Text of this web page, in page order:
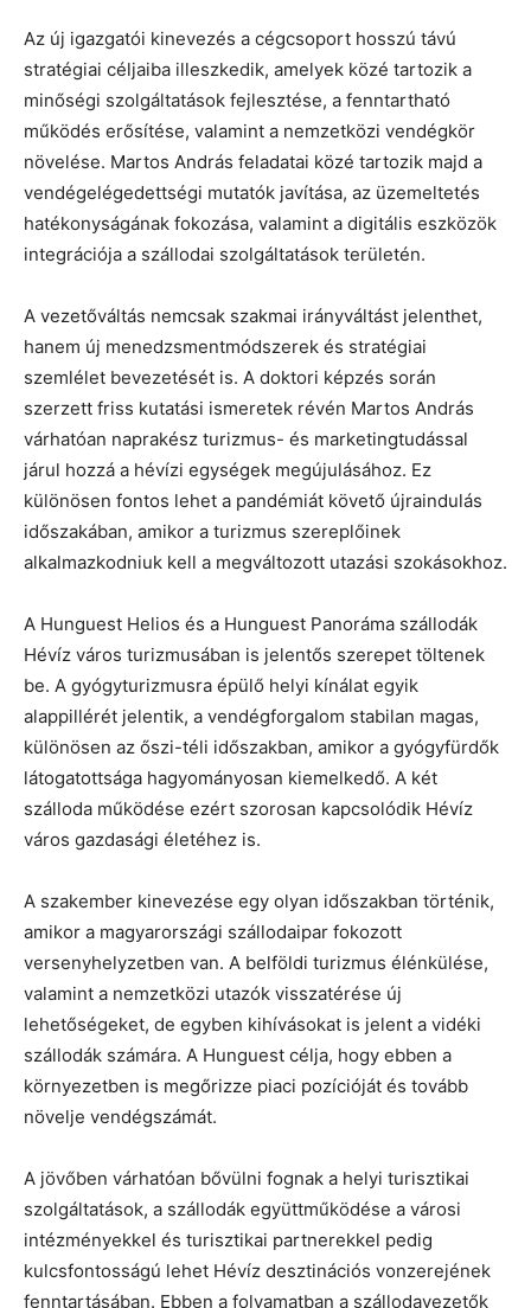
Az új igazgatói kinevezés a cégcsoport hosszú távú
stratégiai céljaiba illeszkedik, amelyek közé tartozik a
minőségi szolgáltatások fejlesztése, a fenntartható
működés erősítése, valamint a nemzetközi vendégkör
növelése. Martos András feladatai közé tartozik majd a
vendégelégedettségi mutatók javítása, az üzemeltetés
hatékonyságának fokozása, valamint a digitális eszközök
integrációja a szállodai szolgáltatások területén.
A vezetőváltás nemcsak szakmai irányváltást jelenthet,
hanem új menedzsmentmódszerek és stratégiai
szemlélet bevezetését is. A doktori képzés során
szerzett friss kutatási ismeretek révén Martos András
várhatóan naprakész turizmus- és marketingtudással
járul hozzá a hévízi egységek megújulásához. Ez
különösen fontos lehet a pandémiát követő újraindulás
időszakában, amikor a turizmus szereplőinek
alkalmazkodniuk kell a megváltozott utazási szokásokhoz.
A Hunguest Helios és a Hunguest Panoráma szállodák
Hévíz város turizmusában is jelentős szerepet töltenek
be. A gyógyturizmusra épülő helyi kínálat egyik
alappillérét jelentik, a vendégforgalom stabilan magas,
különösen az őszi-téli időszakban, amikor a gyógyfürdők
látogatottsága hagyományosan kiemelkedő. A két
szálloda működése ezért szorosan kapcsolódik Hévíz
város gazdasági életéhez is.
A szakember kinevezése egy olyan időszakban történik,
amikor a magyarországi szállodaipar fokozott
versenyhelyzetben van. A belföldi turizmus élénkülése,
valamint a nemzetközi utazók visszatérése új
lehetőségeket, de egyben kihívásokat is jelent a vidéki
szállodák számára. A Hunguest célja, hogy ebben a
környezetben is megőrizze piaci pozícióját és tovább
növelje vendégszámát.
A jövőben várhatóan bővülni fognak a helyi turisztikai
szolgáltatások, a szállodák együttműködése a városi
intézményekkel és turisztikai partnerekkel pedig
kulcsfontosságú lehet Hévíz desztinációs vonzerejének
fenntartásában. Ebben a folyamatban a szállodavezetők